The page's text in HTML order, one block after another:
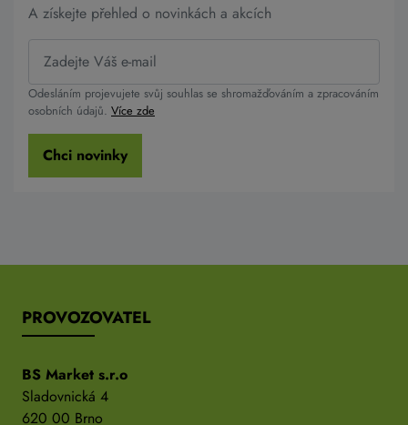
A získejte přehled o novinkách a akcích
Odesláním projevujete svůj souhlas se shromažďováním a zpracováním
osobních údajů. Více zde
Chci novinky
PROVOZOVATEL
BS Market s.r.o
Sladovnická 4
620 00 Brno